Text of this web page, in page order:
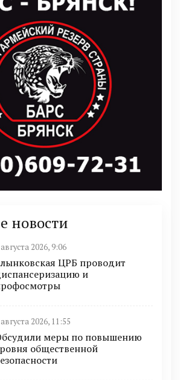
новости
2026, 9:06
ЦРБ проводит
и
2026, 11:55
меры по повышению
общественной